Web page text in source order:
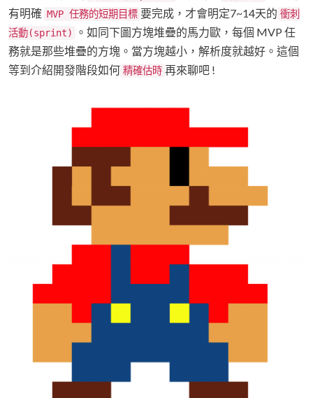
有明確 MVP 任務的短期目標 要完成，才會明定7~14天的 衝刺
活動(sprint)
。如同下圖方塊堆疊的馬力歐，每個 MVP 任
務就是那些堆疊的方塊。當方塊越小，解析度就越好。這個
等到介紹開發階段如何 精確估時 再來聊吧 !